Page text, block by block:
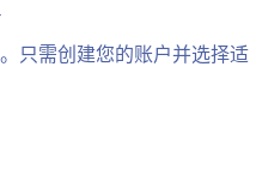
只需创建您的账户并选择适